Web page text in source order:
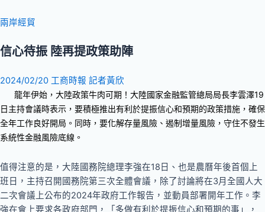
兩岸經貿
信心待振 陸再提政策助陣
2024/02/20 工商時報 記者黃欣
龍年伊始，大陸政策牛肉可期！大陸國家金融監管總局局長李雲澤19
日主持會議時表示，要積極推出有利於提振信心和預期的政策措施，確保
全年工作良好開局。同時，要化解存量風險、遏制增量風險，守住不發生
系統性金融風險底線。
值得注意的是，大陸國務院總理李強在18日、也是農曆年後首個上
班日，主持召開國務院第三次全體會議，除了討論將在3月全國人大
二次會議上公布的2024年政府工作報告，並動員部署開年工作。李
強在會上要求各政府部門，「多做有利於提振信心和預期的事」，